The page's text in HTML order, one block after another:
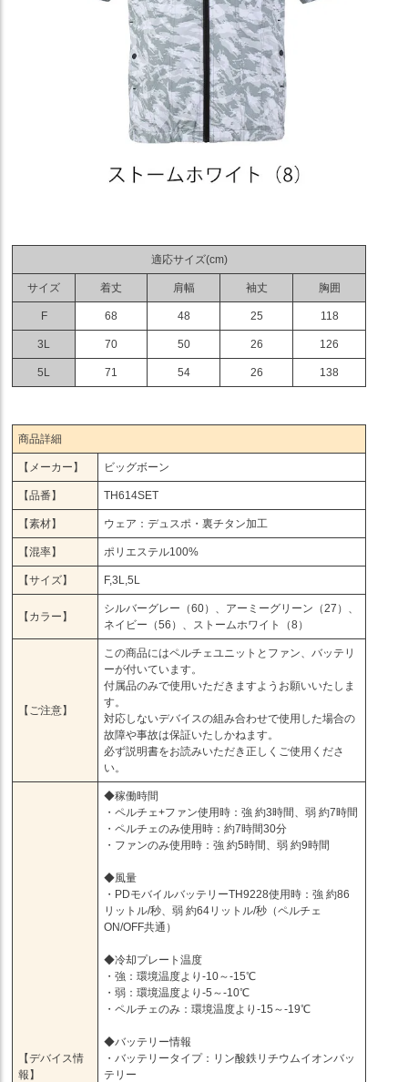
適応サイズ(cm)
サイズ 着丈 肩幅 袖丈 胸囲
F 68 48 25 118
3L 70 50 26 126
5L 71 54 26 138
商品詳細
【メーカー】 ビッグボーン
【品番】 TH614SET
【素材】 ウェア：デュスポ・裏チタン加工
【混率】 ポリエステル100%
【サイズ】 F,3L,5L
【カラー】
シルバーグレー（60）、アーミーグリーン（27）、
ネイビー（56）、ストームホワイト（8）
【ご注意】
この商品にはペルチェユニットとファン、バッテリ
ーが付いています。
付属品のみで使用いただきますようお願いいたしま
す。
対応しないデバイスの組み合わせで使用した場合の
故障や事故は保証いたしかねます。
必ず説明書をお読みいただき正しくご使用くださ
い。
【デバイス情
報】
◆稼働時間
・ペルチェ+ファン使用時：強 約3時間、弱 約7時間
・ペルチェのみ使用時：約7時間30分
・ファンのみ使用時：強 約5時間、弱 約9時間
◆風量
・PDモバイルバッテリーTH9228使用時：強 約86
リットル/秒、弱 約64リットル/秒（ペルチェ
ON/OFF共通）
◆冷却プレート温度
・強：環境温度より-10～-15℃
・弱：環境温度より-5～-10℃
・ペルチェのみ：環境温度より-15～-19℃
◆バッテリー情報
・バッテリータイプ：リン酸鉄リチウムイオンバッ
テリー